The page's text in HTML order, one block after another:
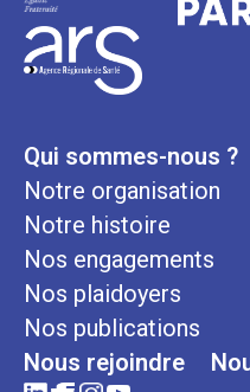
Qui sommes-nous ?
Notre organisation
Notre histoire
Nos engagements
Nos plaidoyers
Nos publications
Nous rejoindre